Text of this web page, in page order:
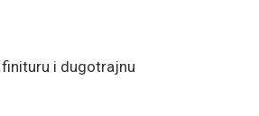
i dugotrajnu